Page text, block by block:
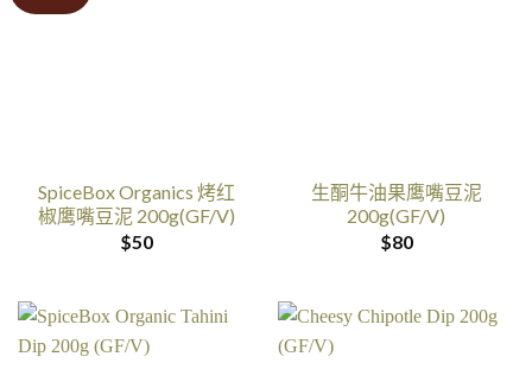
SpiceBox Organics 烤红
椒鹰嘴豆泥 200g(GF/V)
$50
生酮牛油果鹰嘴豆泥
200g(GF/V)
$80